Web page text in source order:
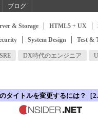
ブログ
& Storage HTML5 + UX
System Design Test &
SRE DX時代のエンジニア
タイトルを変更するには？［